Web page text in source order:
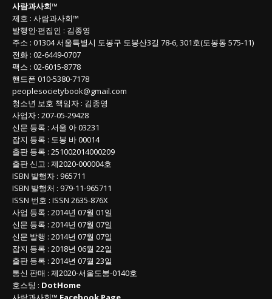
목
록
사람과사회™
제호 : 사람과사회™
발행인·편집인 : 김종영
주소 : 01304서울특별시 도봉구 도봉산3길 78-6, 301호(도봉동 575-11)
전화 : 02-6449-0707
팩스 : 02-6015-8778
핸드폰 010-5380-7178
peoplesocietybook@gmail.com
청소년 보호 책임자 : 김종영
사업자 : 207-05-29428
신문 등록 : 서울 아 03231
잡지 등록 : 도봉 바 00014
출판 등록 : 251002014000209
출판 신고 : 제2020-000004호
ISBN 발행자 : 965711
ISBN 발행처 : 979-11-965711
ISSN 번호 : ISSN 2635-876X
사업 등록 : 2014년 07월 01일
신문 등록 : 2014년 07월 07일
신문 발행 : 2014년 07월 07일
잡지 등록 : 2018년 06월 22일
출판 등록 : 2014년 07월 23일
통신 판매 : 제2020-서울도봉-0140호
호스팅 : DotHome